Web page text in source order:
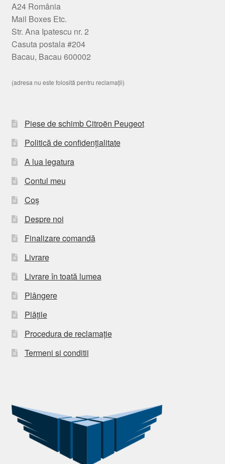
A24 România
Mail Boxes Etc.
Str. Ana Ipatescu nr. 2
Casuta postala #204
Bacau, Bacau 600002
(adresa nu este folosită pentru reclamații)
Piese de schimb Citroën Peugeot
Politică de confidențialitate
A lua legatura
Contul meu
Coș
Despre noi
Finalizare comandă
Livrare
Livrare în toată lumea
Plângere
Plățile
Procedura de reclamație
Termeni si conditii